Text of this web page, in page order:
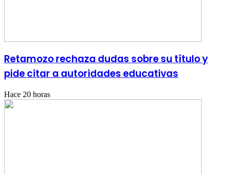
Retamozo rechaza dudas sobre su título y
pide citar a autoridades educativas
Hace 20 horas